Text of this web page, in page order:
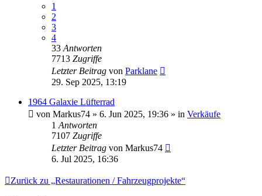
1
2
3
4
33 Antworten
7713 Zugriffe
Letzter Beitrag von Parklane
29. Sep 2025, 13:19
1964 Galaxie Lüfterrad
von Markus74 » 6. Jun 2025, 19:36 » in Verkäufe
1 Antworten
7107 Zugriffe
Letzter Beitrag von Markus74
6. Jul 2025, 16:36
Zurück zu „Restaurationen / Fahrzeugprojekte“